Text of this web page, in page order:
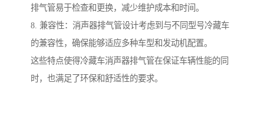
排气管易于检查和更换，减少维护成本和时间。
8. 兼容性：消声器排气管设计考虑到与不同型号冷藏车
的兼容性，确保能够适应多种车型和发动机配置。
这些特点使得冷藏车消声器排气管在保证车辆性能的同
时，也满足了环保和舒适性的要求。